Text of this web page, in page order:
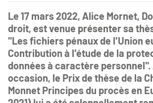
Le 17 mars 2022, Alice Mornet,
droit, est venue présenter sa
"Les fichiers pénaux de l'Union
Contribution à l'étude de la
données à caractère personnel".
occasion, le Prix de thèse de la
Monnet Principes du procès en